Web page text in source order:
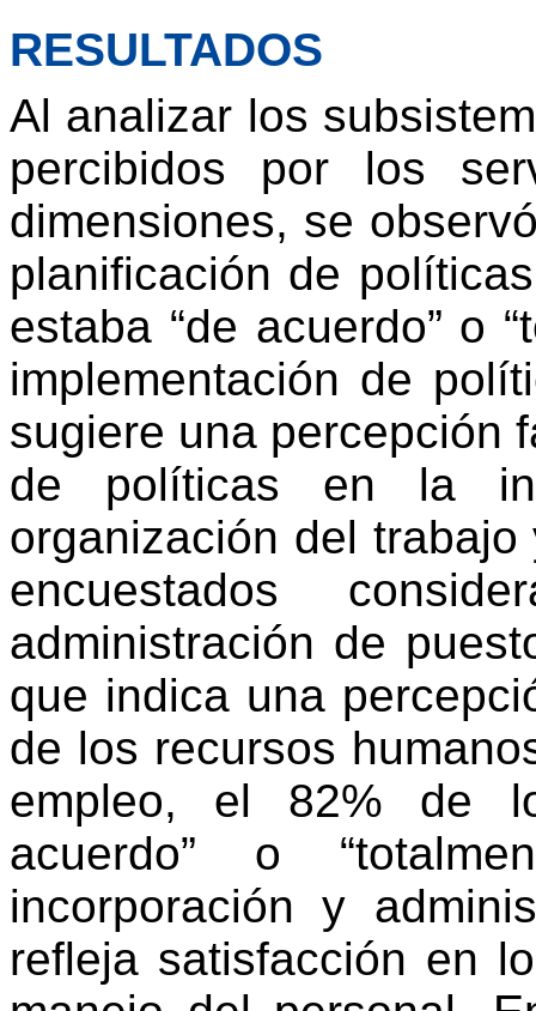
RESULTADOS
Al analizar los
percibidos por los
dimensiones, se
planificación de
estaba “de acuerdo” o
implementación de
sugiere una percepción
de políticas en la
organización del
encuestados
administración de
que indica una
de los recursos
empleo, el 82% de
acuerdo” o
incorporación y
refleja satisfacción en